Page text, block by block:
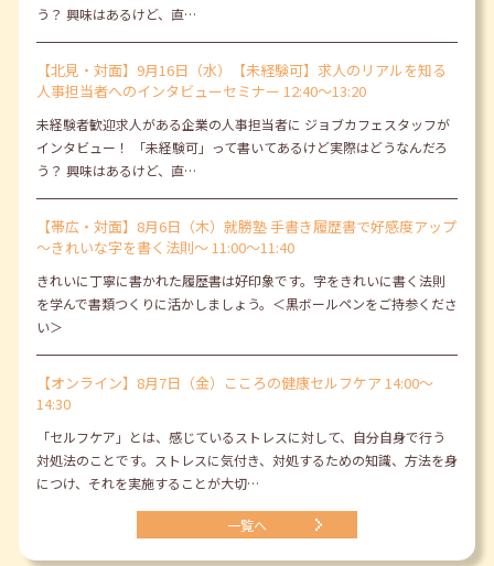
う？ 興味はあるけど、直…
【北見・対面】9月16日（水）【未経験可】求人のリアルを知る
人事担当者へのインタビューセミナー 12:40～13:20
未経験者歓迎求人がある企業の人事担当者に ジョブカフェスタッフが
インタビュー！ 「未経験可」って書いてあるけど実際はどうなんだろ
う？ 興味はあるけど、直…
【帯広・対面】8月6日（木）就勝塾 手書き履歴書で好感度アップ
～きれいな字を書く法則～ 11:00～11:40
きれいに丁寧に書かれた履歴書は好印象です。字をきれいに書く法則
を学んで書類つくりに活かしましょう。＜黒ボールペンをご持参くださ
い＞
【オンライン】8月7日（金）こころの健康セルフケア 14:00～
14:30
「セルフケア」とは、感じているストレスに対して、自分自身で行う
対処法のことです。ストレスに気付き、対処するための知識、方法を身
につけ、それを実施することが大切…
一覧へ